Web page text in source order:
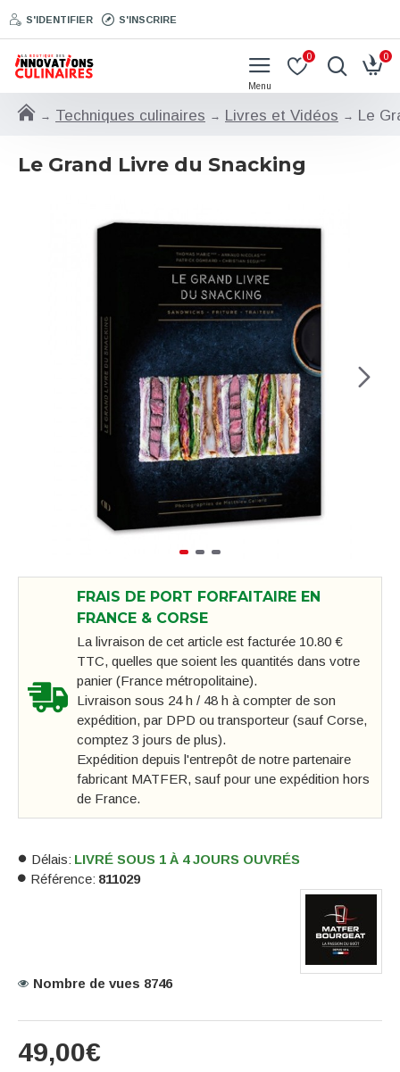
S'IDENTIFIER S'INSCRIRE
0 0
Techniques culinaires Livres et Vidéos Le
Le Grand Livre du Snacking
FRAIS DE PORT FORFAITAIRE EN
FRANCE & CORSE
La livraison de cet article est facturée 10.80 €
TTC, quelles que soient les quantités dans votre
panier (France métropolitaine).
Livraison sous 24 h / 48 h à compter de son
expédition, par DPD ou transporteur (sauf Corse,
comptez 3 jours de plus).
Expédition depuis l'entrepôt de notre partenaire
fabricant MATFER, sauf pour une expédition hors
de France.
49,00€
Délais: LIVRÉ SOUS 1 À 4 JOURS OUVRÉS
Référence: 811029
Nombre de vues 8746